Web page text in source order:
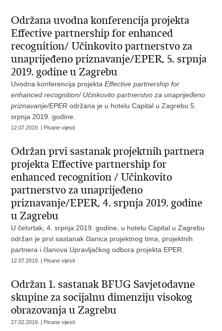
Održana uvodna konferencija projekta
Effective partnership for enhanced
recognition/ Učinkovito partnerstvo za
unaprijeđeno priznavanje/EPER, 5. srpnja
2019. godine u Zagrebu
Uvodna konferencija projektaEffective partnership for
enhanced recognition/ Učinkovito partnerstvo za unaprijeđeno
priznavanje/EPER održana je u hotelu Capital u Zagrebu 5.
srpnja 2019. godine.
12.07.2019. | Pisane vijesti
Održan prvi sastanak projektnih partnera
projekta Effective partnership for
enhanced recognition / Učinkovito
partnerstvo za unaprijeđeno
priznavanje/EPER, 4. srpnja 2019. godine
u Zagrebu
U četvrtak, 4. srpnja 2019. godine, u hotelu Capital u Zagrebu
održan je prvi sastanak članica projektnog tima, projektnih
partnera i članova Upravljačkog odbora projekta EPER.
12.07.2019. | Pisane vijesti
Održan 1. sastanak BFUG Savjetodavne
skupine za socijalnu dimenziju visokog
obrazovanja u Zagrebu
27.02.2019. | Pisane vijesti